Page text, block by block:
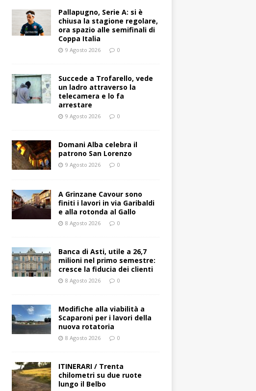
Pallapugno, Serie A: si è
chiusa la stagione regolare,
ora spazio alle semifinali di
Coppa Italia
9 Agosto 2026 0
Succede a Trofarello, vede
un ladro attraverso la
telecamera e lo fa
arrestare
9 Agosto 2026 0
Domani Alba celebra il
patrono San Lorenzo
9 Agosto 2026 0
A Grinzane Cavour sono
finiti i lavori in via Garibaldi
e alla rotonda al Gallo
8 Agosto 2026 0
Banca di Asti, utile a 26,7
milioni nel primo semestre:
cresce la fiducia dei clienti
8 Agosto 2026 0
Modifiche alla viabilità a
Scaparoni per i lavori della
nuova rotatoria
8 Agosto 2026 0
ITINERARI / Trenta
chilometri su due ruote
lungo il Belbo